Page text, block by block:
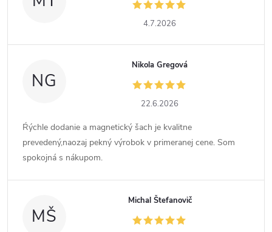
4.7.2026
NG
Nikola Gregová
22.6.2026
Ŕýchle dodanie a magnetický šach je kvalitne
prevedený,naozaj pekný výrobok v primeranej cene. Som
spokojná s nákupom.
MŠ
Michal Štefanovič